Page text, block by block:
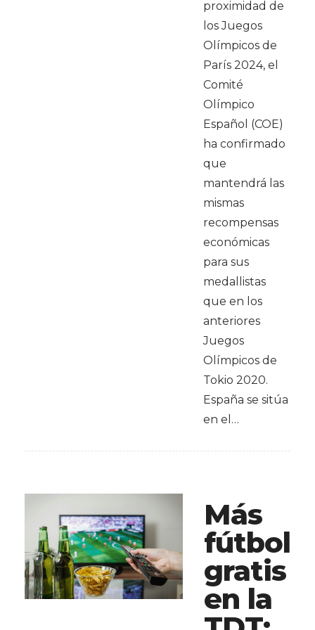
proximidad de
los Juegos
Olímpicos de
París 2024, el
Comité
Olímpico
Español (COE)
ha confirmado
que
mantendrá las
mismas
recompensas
económicas
para sus
medallistas
que en los
anteriores
Juegos
Olímpicos de
Tokio 2020.
España se sitúa
en el…
Más
fútbol
gratis
en la